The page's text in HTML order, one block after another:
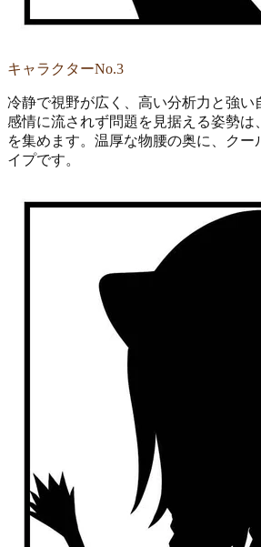
キャラクターNo.3
冷静で視野が広く、高い分析力と強い
感情に流されず問題を見据える姿勢は
を集めます。温厚な物腰の奥に、クー
イプです。